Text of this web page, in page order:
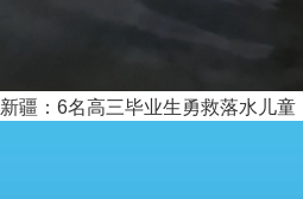
新疆：6名高三毕业生勇救落水儿童